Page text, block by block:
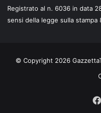
Registrato al n. 6036 in data
sensi della legge sulla stampa
© Copyright 2026